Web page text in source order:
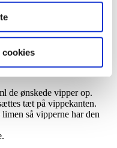
cookies
sørg for de er helt renefor
holdbarhed. Du kan
Find de vipper
af dine øverste øjenvipper.
Lad den tørre et par
klistret så vipperne
de ønskede vipper op.
tæt på vippekanten.
så vipperne har den